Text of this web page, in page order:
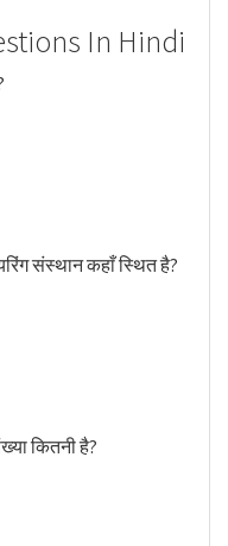
In Hindi
संस्थान कहाँ स्थित है?
कितनी है?